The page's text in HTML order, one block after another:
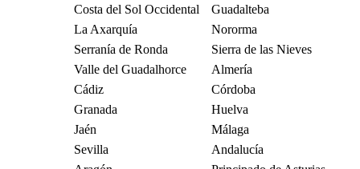
Costa del Sol Occidental
Guadalteba
La Axarquía
Nororma
Serranía de Ronda
Sierra de las Nieves
Valle del Guadalhorce
Almería
Cádiz
Córdoba
Granada
Huelva
Jaén
Málaga
Sevilla
Andalucía